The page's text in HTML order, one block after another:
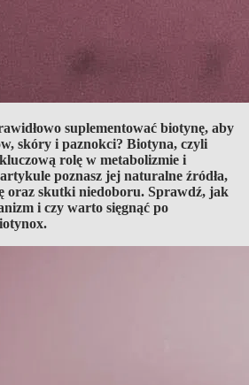
suplementować biotynę, aby
skóry i paznokci? Biotyna, czyli
rolę w metabolizmie i
poznasz jej naturalne źródła,
oraz skutki niedoboru. Sprawdź, jak
i czy warto sięgnąć po